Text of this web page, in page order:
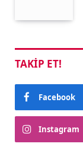
TAKIP ET!
Facebook
Instagram